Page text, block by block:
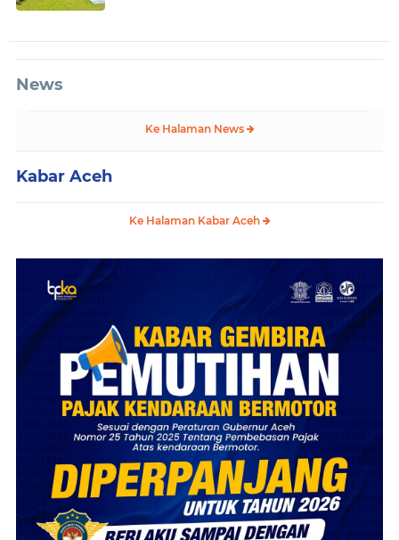
News
Ke Halaman News
Kabar Aceh
Ke Halaman Kabar Aceh